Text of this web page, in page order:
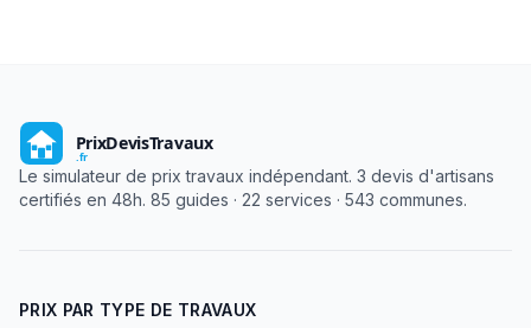
Le simulateur de prix travaux indépendant. 3 devis d'artisans
certifiés en 48h. 85 guides · 22 services · 543 communes.
PRIX PAR TYPE DE TRAVAUX